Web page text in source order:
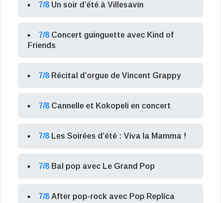
7/8 Un soir d’été à Villesavin
7/8 Concert guinguette avec Kind of
Friends
7/8 Récital d’orgue de Vincent Grappy
7/8 Cannelle et Kokopeli en concert
7/8 Les Soirées d’été : Viva la Mamma !
7/8 Bal pop avec Le Grand Pop
7/8 After pop-rock avec Pop Replica